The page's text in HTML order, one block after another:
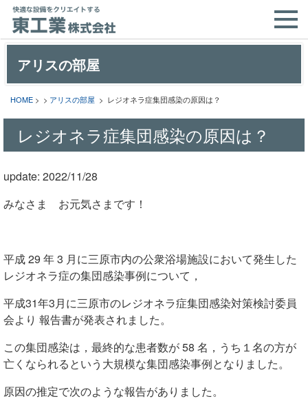
アリスの部屋
HOME > > アリスの部屋 > レジオネラ症集団感染の原因は？
レジオネラ症集団感染の原因は？
update: 2022/11/28
みなさま お元気さまです！
平成 29 年 3 月に三原市内の公衆浴場施設において発生した
レジオネラ症の集団感染事例について，
平成31年3月に三原市のレジオネラ症集団感染対策検討委員
会より 報告書が発表されました。
この集団感染は，最終的な患者数が 58 名，うち１名の方が
亡くなられるという大規模な集団感染事例となりました。
原因の推定で次のような報告がありました。